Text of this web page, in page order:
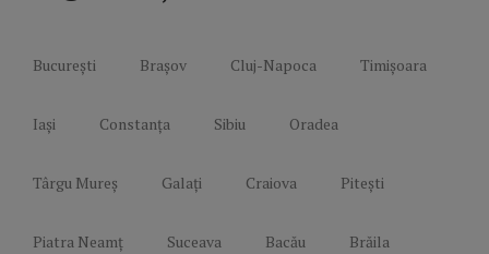
București Brașov Cluj-Napoca Timișoara
Iași Constanța Sibiu Oradea
Târgu Mureș Galați Craiova Pitești
Piatra Neamț Suceava Bacău Brăila